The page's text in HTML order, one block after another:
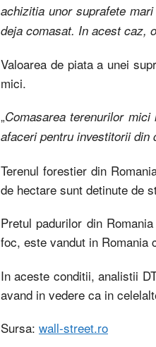
achizitia unor suprafete
deja comasat. In acest caz,
Valoarea de piata a unei
mici.
„Comasarea terenurilor
afaceri pentru investitorii din
Terenul forestier din
de hectare sunt detinute de
Pretul padurilor din
foc, este vandut in Romania
In aceste conditii, analistii
avand in vedere ca in
Sursa: wall-street.ro